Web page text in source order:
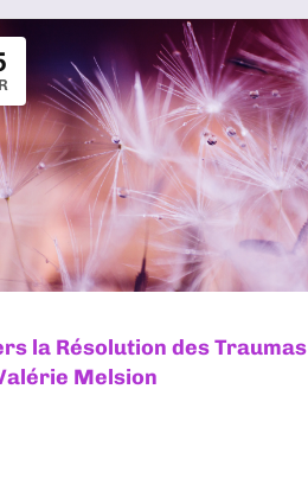
la Résolution des Traumas
Melsion